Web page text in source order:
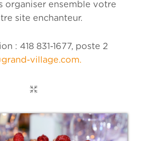
organiser ensemble votre
site enchanteur.
: 418 831-1677, poste 2
village.com.